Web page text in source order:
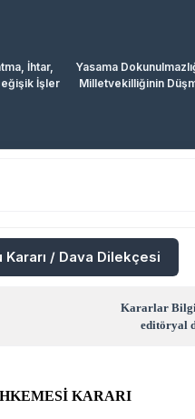
İhtar,
İşler
Yasama
Milletvekilliğinin
Kararı / Dava Dilekçesi
Kararlar Bilgi
editöryal